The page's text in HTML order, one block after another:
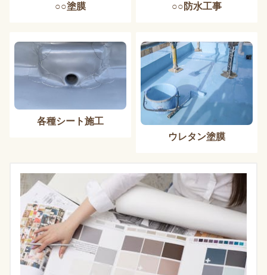
○○塗膜
○○防水工事
各種シート施工
ウレタン塗膜